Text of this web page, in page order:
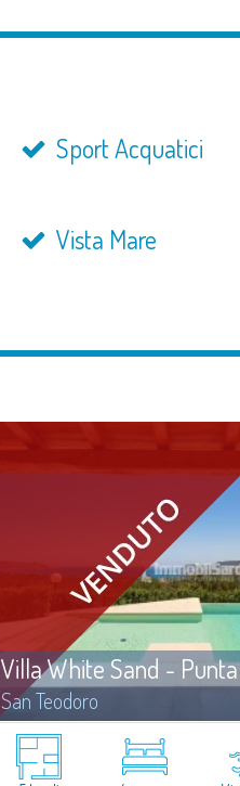
Sport Acquatici
Vista Mare
Villa White Sand -
San Teodoro
Se state cercando la villa perfetta sulla
delle zone naturalisticamente più
facente parte del Parco Marino Protetto